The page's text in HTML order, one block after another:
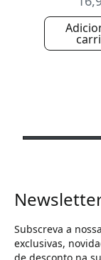
Subscreva a
exclusivas,